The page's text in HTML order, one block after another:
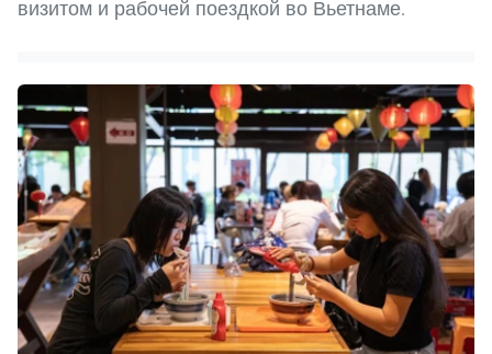
визитом и рабочей поездкой во Вьетнаме.